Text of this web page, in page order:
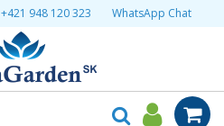
+421 948 120 323 WhatsApp Chat